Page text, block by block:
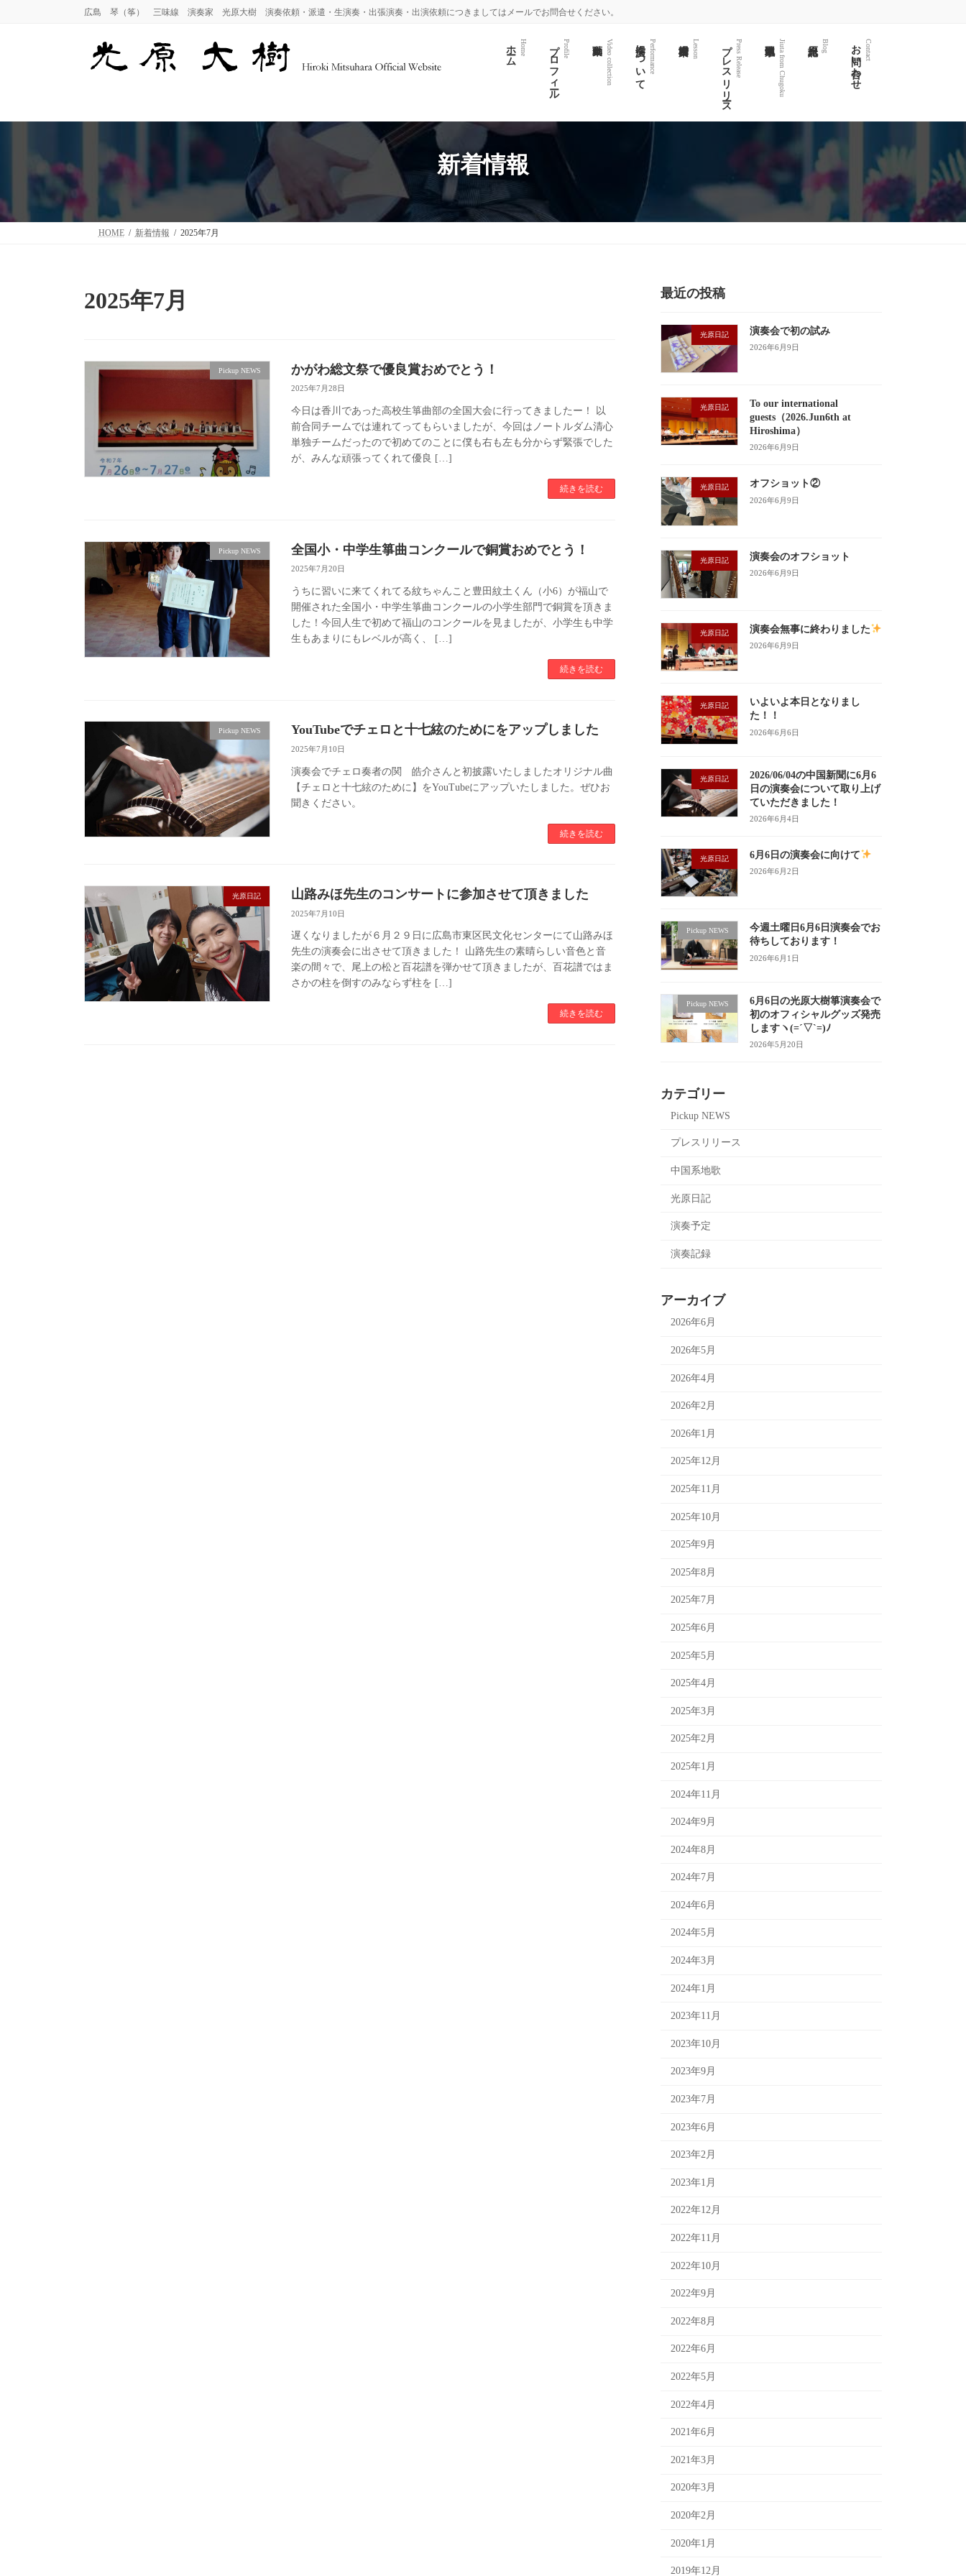
広島 琴（筝） 三味線 演奏家 光原大樹 演奏依頼・派遣・生演奏・出張演奏・出演依頼につきましてはメールでお問合せください。
ホーム Home プロフィール Profile Video collection 演奏についてPerformance Lesson プレスリリースPress Release Jiuta from Chugoku Blog お問い合わせ Contact
新着情報
HOME 新着情報 2025年7月
2025年7月
Pickup NEWS かがわ総文祭で優良賞おめでとう！
2025年7月28日
今日は香川であった高校生箏曲部の全国大会に行ってきましたー！ 以
前合同チームでは連れてってもらいましたが、今回はノートルダム清心
単独チームだったので初めてのことに僕も右も左も分からず緊張でした
が、みんな頑張ってくれて優良 […]
続きを読む
Pickup NEWS 全国小・中学生箏曲コンクールで銅賞おめでとう！
2025年7月20日
うちに習いに来てくれてる紋ちゃんこと豊田紋土くん（小6）が福山で
開催された全国小・中学生箏曲コンクールの小学生部門で銅賞を頂きま
した！今回人生で初めて福山のコンクールを見ましたが、小学生も中学
生もあまりにもレベルが高く、 […]
続きを読む
Pickup NEWS YouTubeでチェロと十七絃のためにをアップしました
2025年7月10日
演奏会でチェロ奏者の関 皓介さんと初披露いたしましたオリジナル曲
【チェロと十七絃のために】をYouTubeにアップいたしました。ぜひお
聞きください。
続きを読む
光原日記 山路みほ先生のコンサートに参加させて頂きました
2025年7月10日
遅くなりましたが６月２９日に広島市東区民文化センターにて山路みほ
先生の演奏会に出させて頂きました！ 山路先生の素晴らしい音色と音
楽の間々で、尾上の松と百花譜を弾かせて頂きましたが、百花譜ではま
さかの柱を倒すのみならず柱を […]
続きを読む
最近の投稿
光原日記 演奏会で初の試み
2026年6月9日
光原日記
To our international
guests（2026.Jun6th at
Hiroshima）
2026年6月9日
光原日記 オフショット②
2026年6月9日
光原日記 演奏会のオフショット
2026年6月9日
光原日記 演奏会無事に終わりました
2026年6月9日
光原日記
いよいよ本日となりまし
た！！
2026年6月6日
光原日記
2026/06/04の中国新聞に6月6
日の演奏会について取り上げ
ていただきました！
2026年6月4日
光原日記 6月6日の演奏会に向けて
2026年6月2日
Pickup NEWS
今週土曜日6月6日演奏会でお
待ちしております！
2026年6月1日
Pickup NEWS
6月6日の光原大樹箏演奏会で
初のオフィシャルグッズ発売
しますヽ(=´▽`=)ﾉ
2026年5月20日
カテゴリー
Pickup NEWS
プレスリリース
中国系地歌
光原日記
演奏予定
演奏記録
アーカイブ
2026年6月
2026年5月
2026年4月
2026年2月
2026年1月
2025年12月
2025年11月
2025年10月
2025年9月
2025年8月
2025年7月
2025年6月
2025年5月
2025年4月
2025年3月
2025年2月
2025年1月
2024年11月
2024年9月
2024年8月
2024年7月
2024年6月
2024年5月
2024年3月
2024年1月
2023年11月
2023年10月
2023年9月
2023年7月
2023年6月
2023年2月
2023年1月
2022年12月
2022年11月
2022年10月
2022年9月
2022年8月
2022年6月
2022年5月
2022年4月
2021年6月
2021年3月
2020年3月
2020年2月
2020年1月
2019年12月